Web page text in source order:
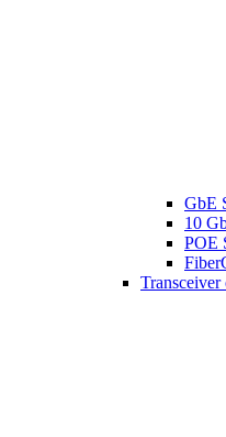
GbE
10
POE